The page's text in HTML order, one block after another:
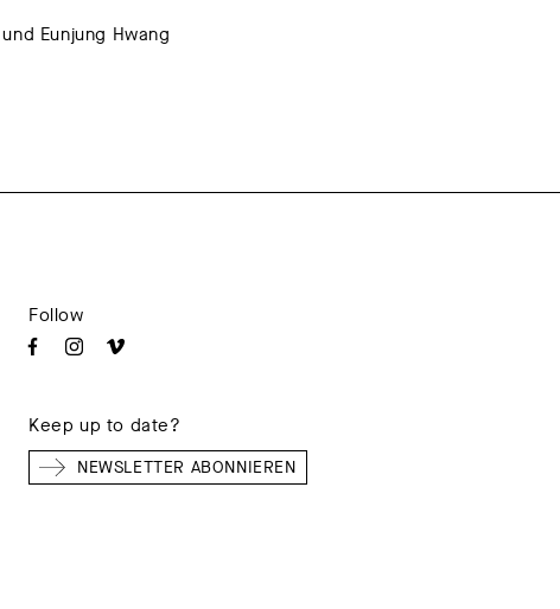
Eunjung Hwang
Follow
Keep up to date?
NEWSLETTER ABONNIEREN